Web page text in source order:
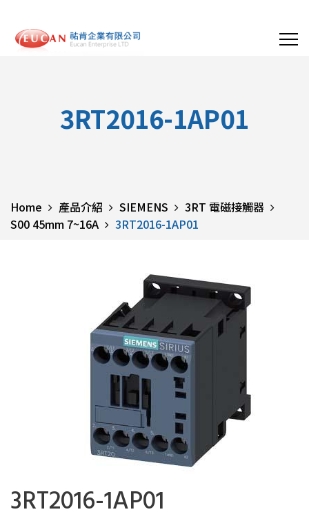
3RT2016-1AP01
Home 產品介紹 SIEMENS
3RT 電磁接觸器
S00 45mm 7~16A
3RT2016-1AP01
3RT2016-1AP01